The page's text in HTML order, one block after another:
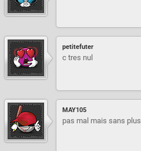
petitefuter
c tres nul
MAY105
pas mal mais sans plus